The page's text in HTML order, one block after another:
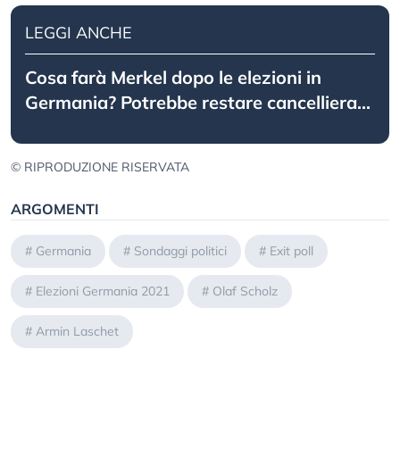
LEGGI ANCHE
Cosa farà Merkel dopo le elezioni in
Germania? Potrebbe restare cancelliera...
© RIPRODUZIONE RISERVATA
ARGOMENTI
# Germania # Sondaggi politici # Exit poll
# Elezioni Germania 2021 # Olaf Scholz
# Armin Laschet